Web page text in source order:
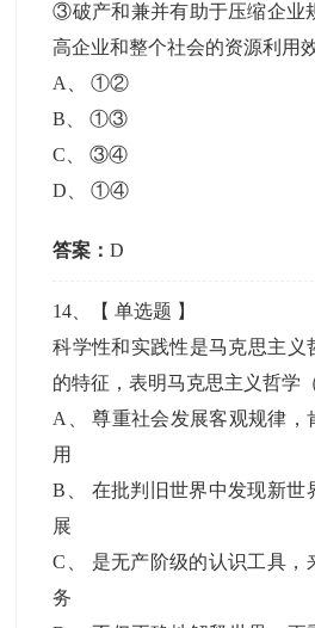
③破产和兼并有助于压缩企
高企业和整个社会的资源利用
A
、①②
B 、①③
C 、③④
D 、①④
答案：D
14 、【单选题 】
科学性和实践性是马克思主义
的特征，表明马克思主义哲学
A
、尊重社会发展客观规律，
用
B
在批判旧世界中发现新世
展
C
是无产阶级的认识工具，
务